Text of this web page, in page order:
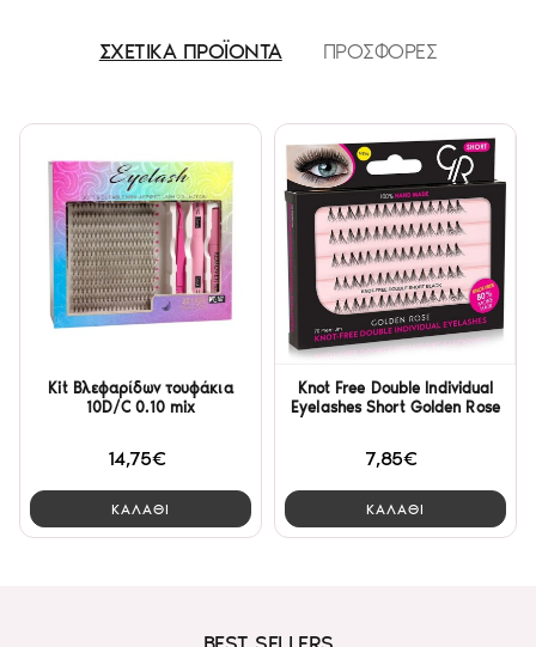
ΣΧΕΤΙΚΑ ΠΡΟΪΟΝΤΑ ΠΡΟΣΦΟΡΕΣ
Kit Βλεφαρίδων τουφάκια
10D/C 0.10 mix
14,75€
ΚΑΛΑΘΙ
Knot Free Double Individual
Eyelashes Short Golden Rose
7,85€
ΚΑΛΑΘΙ